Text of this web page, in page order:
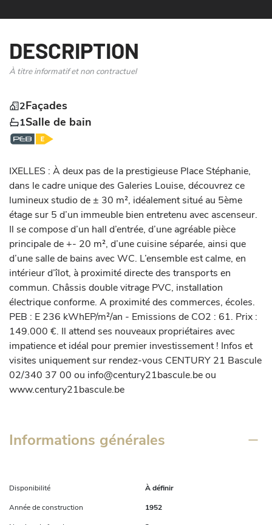
DESCRIPTION
À titre informatif et non contractuel
2Façades
1Salle de bain
IXELLES : À deux pas de la prestigieuse Place Stéphanie,
dans le cadre unique des Galeries Louise, découvrez ce
lumineux studio de ± 30 m², idéalement situé au 5ème
étage sur 5 d’un immeuble bien entretenu avec ascenseur.
Il se compose d’un hall d’entrée, d’une agréable pièce
principale de +- 20 m², d’une cuisine séparée, ainsi que
d’une salle de bains avec WC. L’ensemble est calme, en
intérieur d’îlot, à proximité directe des transports en
commun. Châssis double vitrage PVC, installation
électrique conforme. A proximité des commerces, écoles.
PEB : E 236 kWhEP/m²/an - Emissions de CO2 : 61. Prix :
149.000 €. Il attend ses nouveaux propriétaires avec
impatience et idéal pour premier investissement ! Infos et
visites uniquement sur rendez-vous CENTURY 21 Bascule
02/340 37 00 ou info@century21bascule.be ou
www.century21bascule.be
Informations générales
Disponibilité
À définir
Année de construction
1952